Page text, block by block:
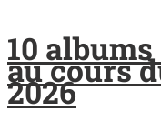
10
au cours
2026